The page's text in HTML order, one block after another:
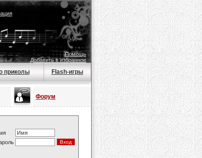
Помощь
Добавить в избранное
приколы Flash-игры
Форум